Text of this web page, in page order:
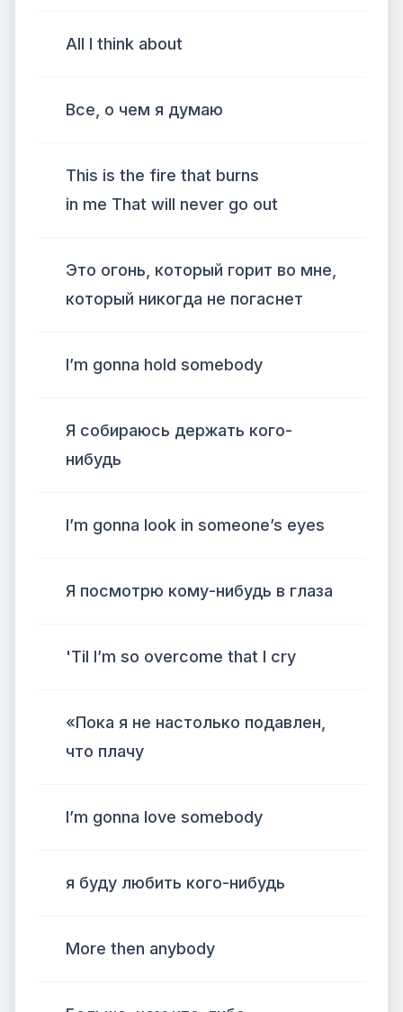
All I think about
Все, о чем я думаю
This is the fire that burns
in me That will never go out
Это огонь, который горит во мне,
который никогда не погаснет
I’m gonna hold somebody
Я собираюсь держать кого-
нибудь
I’m gonna look in someone’s eyes
Я посмотрю кому-нибудь в глаза
'Til I’m so overcome that I cry
«Пока я не настолько подавлен,
что плачу
I’m gonna love somebody
я буду любить кого-нибудь
More then anybody